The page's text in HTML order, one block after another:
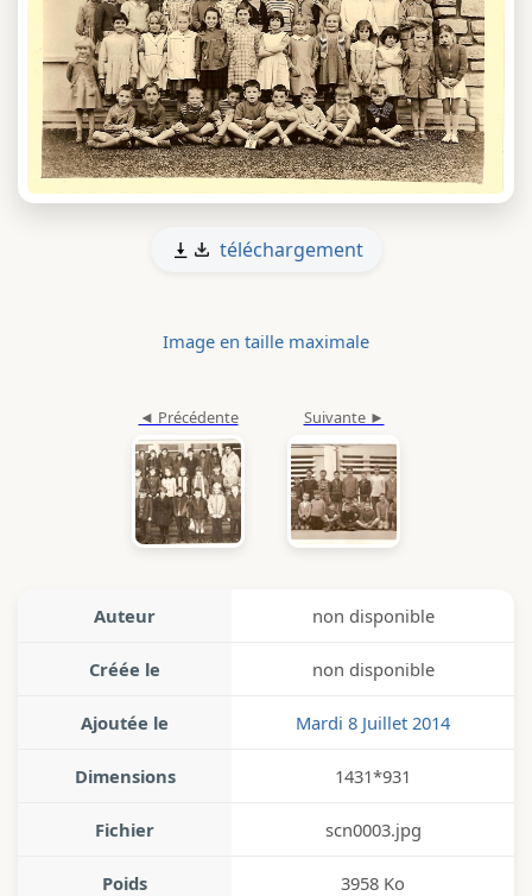
téléchargement
Image en taille maximale
Auteur non disponible
Créée le non disponible
Ajoutée le Mardi 8 Juillet 2014
Dimensions 1431*931
Fichier scn0003.jpg
Poids 3958 Ko